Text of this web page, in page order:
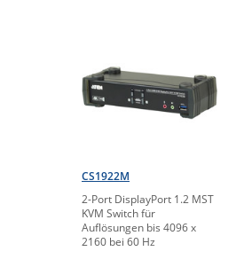
CS1922M
2-Port DisplayPort 1.2 MST
KVM Switch für
Auflösungen bis 4096 x
2160 bei 60 Hz